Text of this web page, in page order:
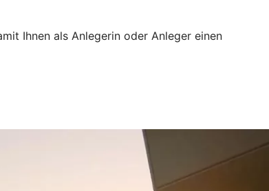
Ihnen als Anlegerin oder Anleger einen